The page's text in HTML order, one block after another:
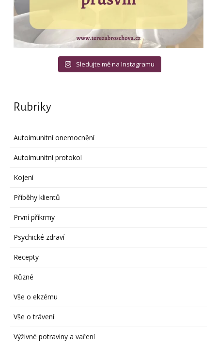
Sledujte mě na Instagramu
Rubriky
Autoimunitní onemocnění
Autoimunitní protokol
Kojení
Příběhy klientů
První příkrmy
Psychické zdraví
Recepty
Různé
Vše o ekzému
Vše o trávení
Výživné potraviny a vaření